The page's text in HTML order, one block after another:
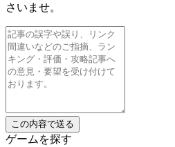
さいませ。
ゲームを探す